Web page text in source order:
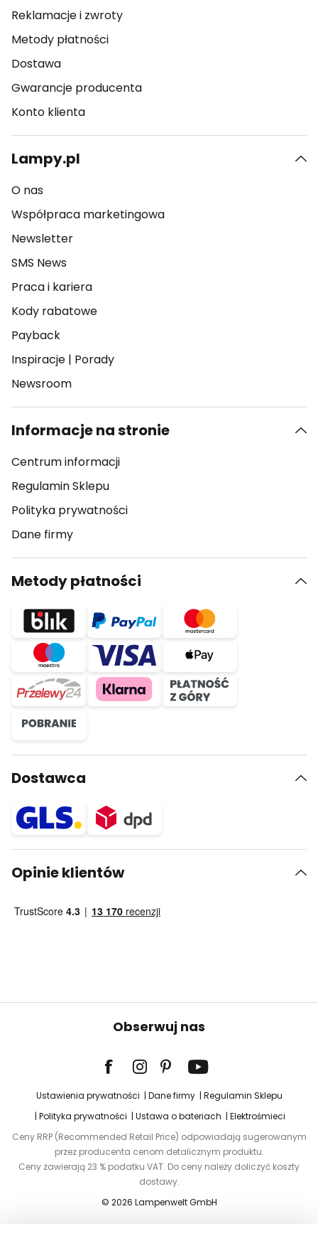
Reklamacje i zwroty
Metody płatności
Dostawa
Gwarancje producenta
Konto klienta
Lampy.pl
O nas
Współpraca marketingowa
Newsletter
SMS News
Praca i kariera
Kody rabatowe
Payback
Inspiracje | Porady
Newsroom
Informacje na stronie
Centrum informacji
Regulamin Sklepu
Polityka prywatności
Dane firmy
Metody płatności
Dostawca
Opinie klientów
Obserwuj nas
Ustawienia prywatności Dane firmy
Regulamin Sklepu
Polityka prywatności
Ustawa o bateriach
Elektrośmieci
Ceny RRP (Recommended Retail Price) odpowiadają sugerowanym
przez producenta cenom detalicznym produktu.
Ceny zawierają 23 % podatku VAT. Do ceny należy doliczyć koszty
dostawy.
© 2026 Lampenwelt GmbH